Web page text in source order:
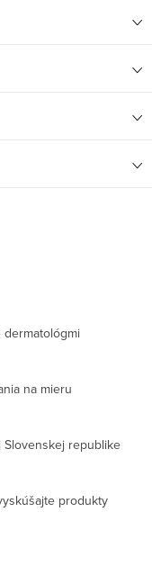
na mieru
republike
produkty